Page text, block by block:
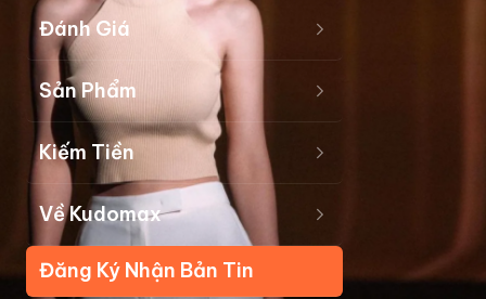
Đánh Giá
Sản Phẩm
Kiếm Tiền
Về Kudomax
Đăng Ký Nhận Bản Tin